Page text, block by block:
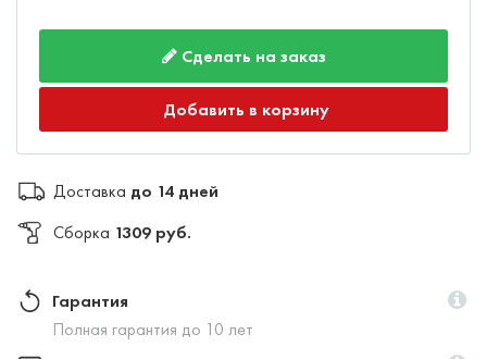
Сделать на заказ
Добавить в корзину
Доставка до 14 дней
Сборка 1309 руб.
Гарантия
Полная гарантия до 10 лет